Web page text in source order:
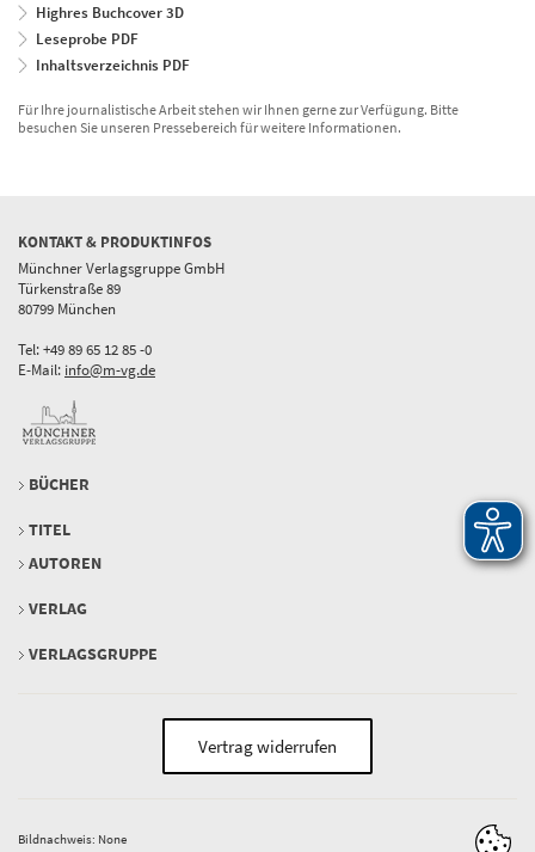
Highres Buchcover 3D
Leseprobe PDF
Inhaltsverzeichnis PDF
Für Ihre journalistische Arbeit stehen wir Ihnen gerne zur Verfügung. Bitte
besuchen Sie unseren Pressebereich für weitere Informationen.
KONTAKT & PRODUKTINFOS
Münchner Verlagsgruppe GmbH
Türkenstraße 89
80799 München
Tel: +49 89 65 12 85 -0
E-Mail: info@m-vg.de
BÜCHER
TITEL
AUTOREN
VERLAG
VERLAGSGRUPPE
Vertrag widerrufen
Bildnachweis: None